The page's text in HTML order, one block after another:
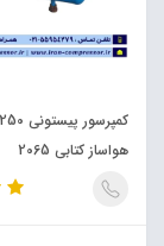
هواساز کتابی 2065